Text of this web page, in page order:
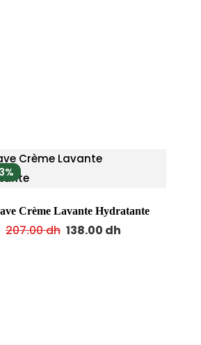
Crème Lavante Hydratante
207.00dh 138.00 dh